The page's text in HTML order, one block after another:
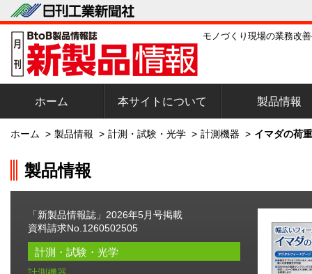
モノづくり現場の業務改
ホーム 本サイトについて 製品情報
ホーム > 製品情報 > 計測・試験・光学 > 計測機器 > イマダの荷
製品情報
「新製品情報誌」2026年5月号掲載
資料請求No.1260502505
計測・試験・光学